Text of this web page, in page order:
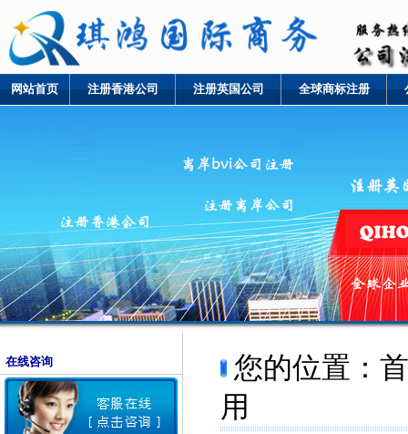
网站首页 注册香港公司 注册英国公司 全球商标注册
在线咨询 您的位置：
用